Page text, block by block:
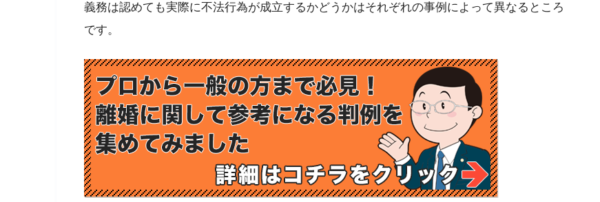
義務は認めても実際に不法行為が成立するかどうかはそれぞれの事例によって異なるところ
です。